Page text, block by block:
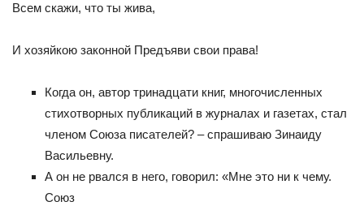
Всем скажи, что ты жива,
И хозяйкою законной Предъяви свои права!
Когда он, автор тринадцати книг, многочисленных
стихо­творных публикаций в журналах и газетах, стал
членом Союза писателей? – спрашиваю Зинаиду
Васильевну.
А он не рвался в него, говорил: «Мне это ни к чему.
Союз